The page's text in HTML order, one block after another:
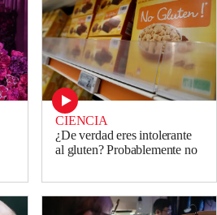
CIENCIA
¿De verdad eres intolerante
al gluten? Probablemente no